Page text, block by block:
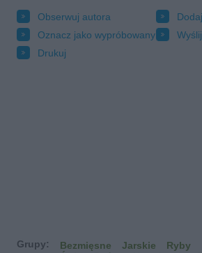
Obserwuj autora
Oznacz jako wypróbowany
Drukuj
Grupy: Bezmięsne Jarskie
Ryby